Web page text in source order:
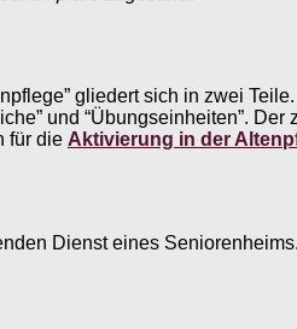
gliedert sich in zwei
und “Übungseinheiten”.
für die Aktivierung in der
Dienst eines Seniorenheims.